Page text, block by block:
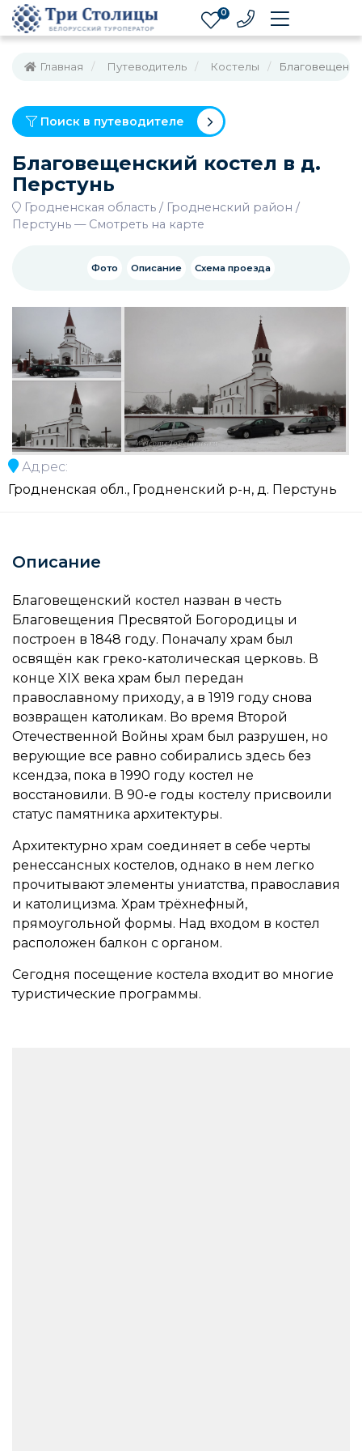
0
Главная Путеводитель Костелы
Поиск в путеводителе
Благовещенский костел в д.
Перстунь
Гродненская область
Гродненский район
Перстунь — Смотреть на карте
Фото Описание Схема проезда
Адрес:
Гродненская обл., Гродненский р-н, д. Перстунь
Описание
Благовещенский костел назван в честь
Благовещения Пресвятой Богородицы и
построен в 1848 году. Поначалу храм был
освящён как греко-католическая церковь. В
конце XIX века храм был передан
православному приходу, а в 1919 году снова
возвращен католикам. Во время Второй
Отечественной Войны храм был разрушен, но
верующие все равно собирались здесь без
ксендза, пока в 1990 году костел не
восстановили. В 90-е годы костелу присвоили
статус памятника архитектуры.
Архитектурно храм соединяет в себе черты
ренессансных костелов, однако в нем легко
прочитывают элементы униатства, православия
и католицизма. Храм трёхнефный,
прямоугольной формы. Над входом в костел
расположен балкон с органом.
Сегодня посещение костела входит во многие
туристические программы.